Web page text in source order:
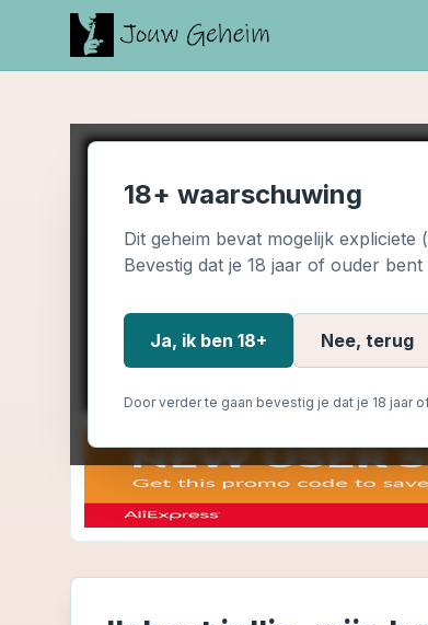
18+ waarschuwing
Dit geheim bevat mogelijk expliciete
Bevestig dat je 18 jaar of ouder
Ja, ik ben 18+ Nee, terug
Door verder te gaan bevestig je dat je 18 jaar